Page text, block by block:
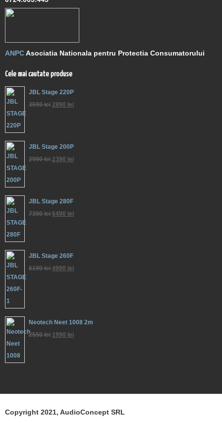
ANPCAsociatia Nationala pentru Protectia Consumatorului
Cele mai cautate produse
JBL Stage 220P
3590lei 2890 lei
JBL Stage 200P
2990lei 2390 lei
JBL Stage 280F
7390lei 6490 lei
JBL Stage 260F
6190lei 4990 lei
Neotech Neet 1008 2m
2550lei 1990 lei
Copyright 2021, AudioConcept SRL